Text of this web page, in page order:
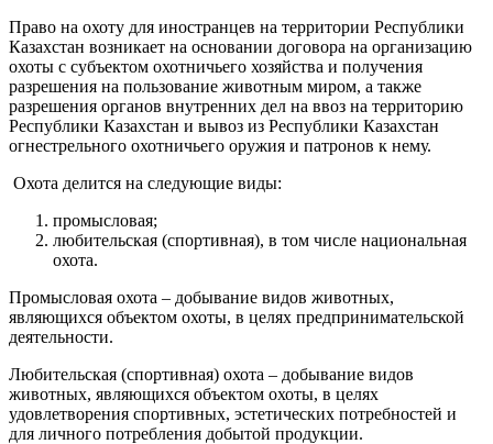
Право на охоту для иностранцев на территории Республики
Казахстан возникает на основании договора на организацию
охоты с субъектом охотничьего хозяйства и получения
разрешения на пользование животным миром, а также
разрешения органов внутренних дел на ввоз на территорию
Республики Казахстан и вывоз из Республики Казахстан
огнестрельного охотничьего оружия и патронов к нему.
Охота делится на следующие виды:
промысловая;
любительская (спортивная), в том числе национальная
охота.
Промысловая охота – добывание видов животных,
являющихся объектом охоты, в целях предпринимательской
деятельности.
Любительская (спортивная) охота – добывание видов
животных, являющихся объектом охоты, в целях
удовлетворения спортивных, эстетических потребностей и
для личного потребления добытой продукции.